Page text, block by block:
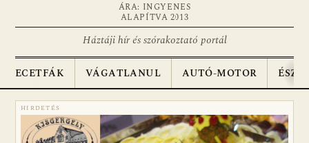
ÁRA: INGYENES
ALAPÍTVA 2013
Háztáji hír és szórakoztató portál
ECETFÁK VÁGATLANUL AUTÓ-MOTOR
HIRDETÉS